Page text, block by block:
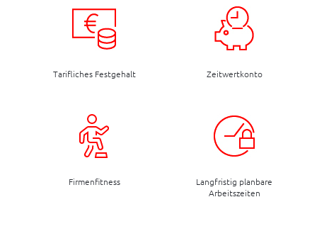
Tarifliches Festgehalt Zeitwertkonto
Firmenfitness
Langfristig planbare
Arbeitszeiten